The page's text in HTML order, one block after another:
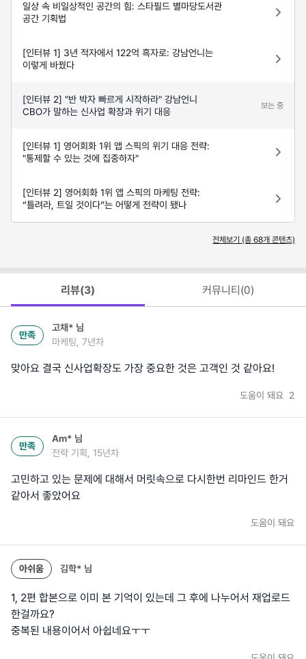
일상 속 비일상적인 공간의 힘: 스타필드 별마당도서관
공간 기획법
[인터뷰 1] 3년 적자에서 122억 흑자로: 강남언니는
이렇게 바꿨다
[인터뷰 2] "반 박자 빠르게 시작하라" 강남언니
CBO가 말하는 신사업 확장과 위기 대응
보는 중
[인터뷰 1] 영어회화 1위 앱 스픽의 위기 대응 전략:
"통제할 수 있는 것에 집중하자"
[인터뷰 2] 영어회화 1위 앱 스픽의 마케팅 전략:
“틀려라, 트일 것이다”는 어떻게 전략이 됐나
전체보기 (총 68개 콘텐츠)
리뷰(3) 커뮤니티(0)
만족
고채* 님
마케팅, 7년차
맞아요 결국 신사업확장도 가장 중요한 것은 고객인 것 같아요!
도움이 돼요 2
만족
Am* 님
전략 기획, 15년차
고민하고 있는 문제에 대해서 머릿속으로 다시한번 리마인드 한거
같아서 좋았어요
도움이 돼요
아쉬움 김학* 님
1, 2편 합본으로 이미 본 기억이 있는데 그 후에 나누어서 재업로드
한걸까요?
중복된 내용이어서 아쉽네요ㅜㅜ